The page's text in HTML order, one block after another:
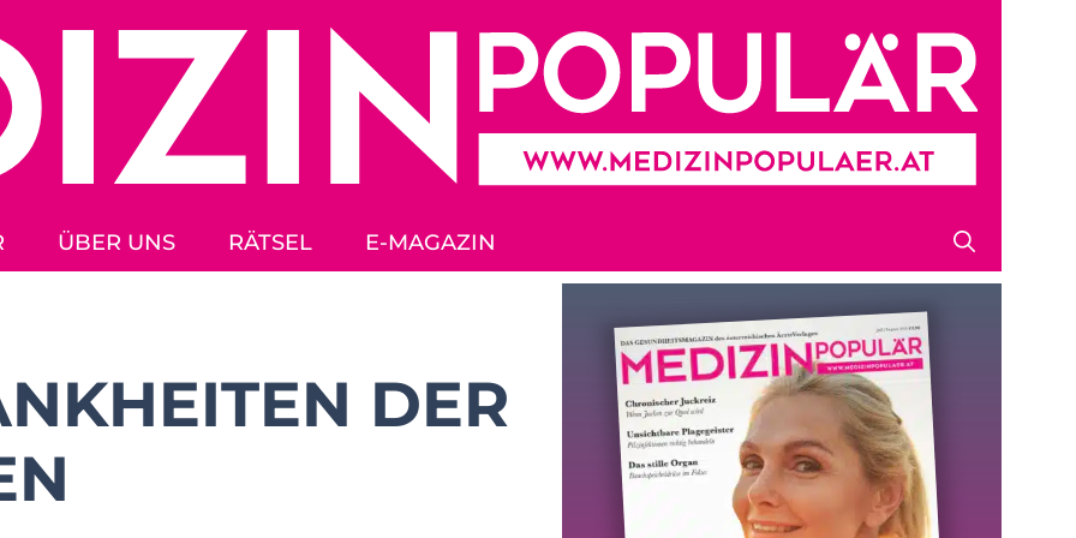
ÜBER UNS RÄTSEL E-MAGAZIN
DER